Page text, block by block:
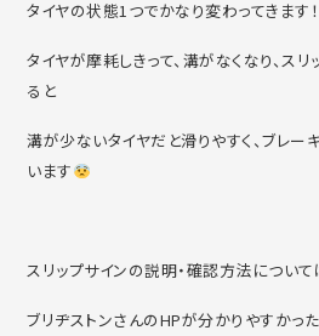
タイヤの状態1つでかなり変わってきます！
タイヤが摩耗しきって、溝がなくなり、ス
ると
溝が少ないタイヤだと滑りやすく、ブレ
います
スリップサインの説明・確認方法について
ブリヂストンさんのHPが分かりやすかっ